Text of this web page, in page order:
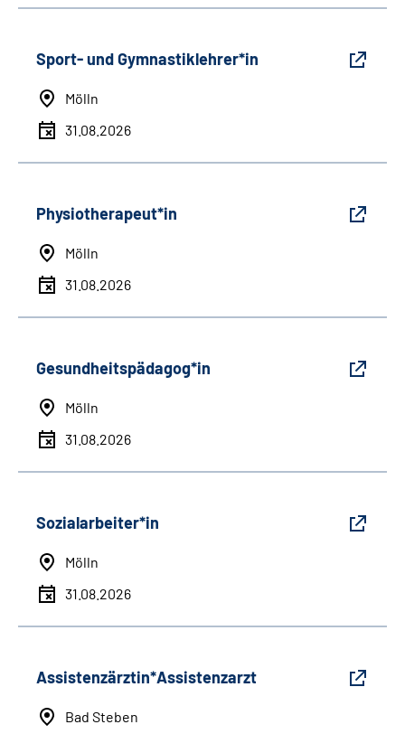
Sport- und Gymnastiklehrer*in
Mölln
31.08.2026
Physiotherapeut*in
Mölln
31.08.2026
Gesundheitspädagog*in
Mölln
31.08.2026
Sozialarbeiter*in
Mölln
31.08.2026
Assistenzärztin*Assistenzarzt
Bad Steben